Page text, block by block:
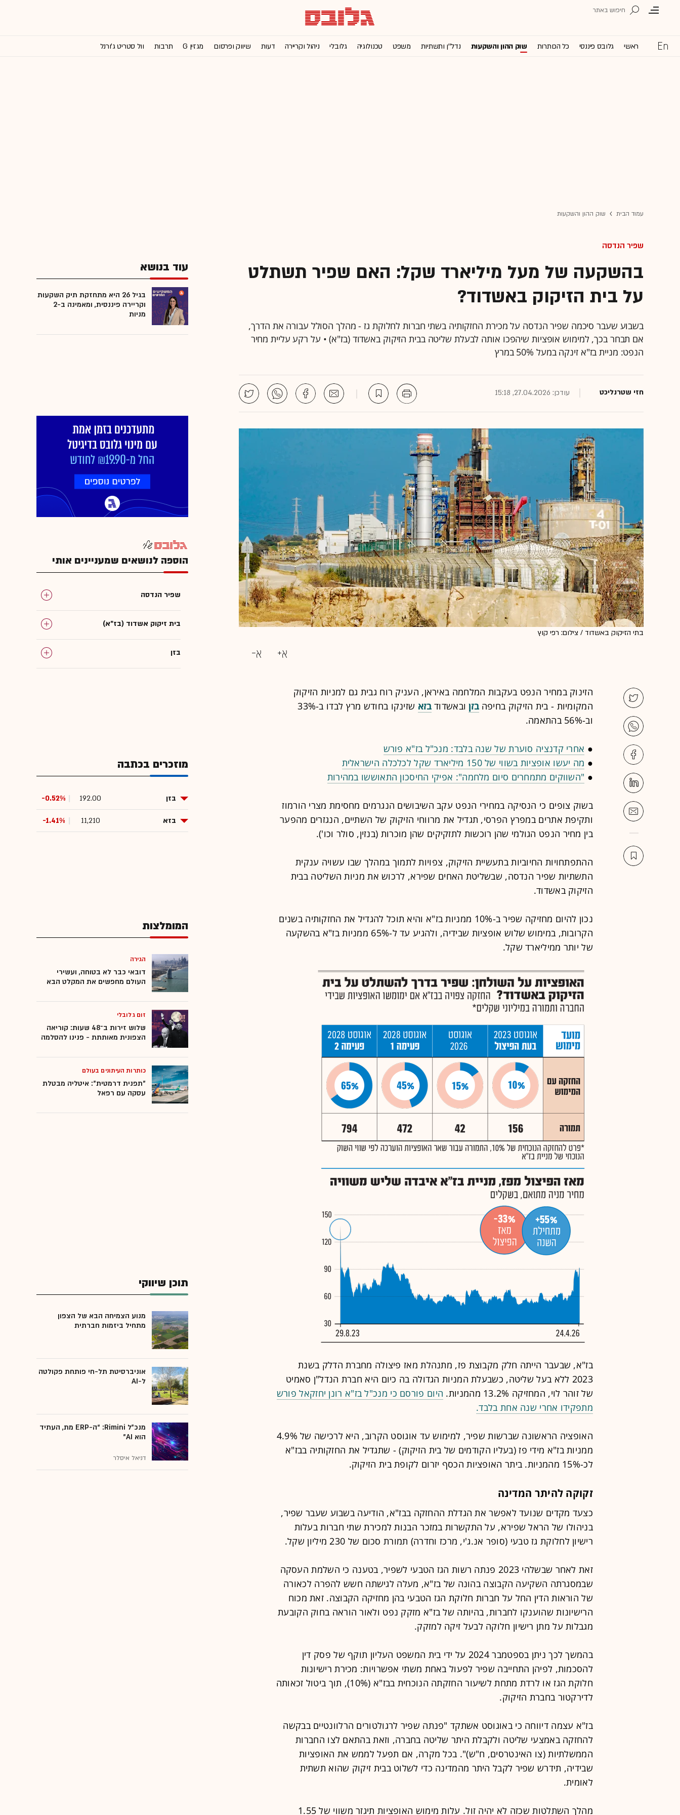
ראשי גלובס פיננסי כל הכותרות שוק ההון והשקעות נדל''ן ותשתיות משפט טכנולוגיה גלובלי ניהול וקריירה דעות שיווק ופרסום מגזין G תרבות וול סטריט ג'ורנל
עמוד הבית שוק ההון והשקעות
שפיר הנדסה
בהשקעה של מעל מיליארד שקל: האם שפיר תשתלט
על בית הזיקוק באשדוד?
בשבוע שעבר סיכמה שפיר הנדסה על מכירת החזקותיה בשתי חברות לחלוקת גז - מהלך הסולל עבורה את הדרך,
אם תבחר בכך, למימוש אופציות שיהפכו אותה לבעלת שליטה בבית הזיקוק באשדוד (בז"א) • על רקע עליית מחיר
הנפט: מניית בז"א זינקה במעל 50% במרץ
חזי שטרנליכט עודכן: 27.04.2026, 15:18
בתי הזיקוק באשדוד / צילום: רפי קוץ
הזינוק במחיר הנפט בעקבות המלחמה באיראן, העניק רוח גבית גם למניות הזיקוק
המקומיות - בית הזיקוק בחיפהבזן ובאשדודבזא
שזינקו בחודש מרץ לבדו ב-33%
וב-56% בהתאמה.
● אחרי קדנציה סוערת של שנה בלבד: מנכ"ל בז"א פורש
● מה יעשו אופציות בשווי של 150 מיליארד שקל לכלכלה הישראלית
● "השווקים מתמחרים סיום מלחמה": אפיקי החיסכון התאוששו במהירות
בשוק צופים כי הנסיקה במחירי הנפט עקב השיבושים הנגרמים מחסימת מצרי הורמוז
ותקיפת אתרים במפרץ הפרסי, תגדיל את מרווחי הזיקוק של השתיים, הנגזרים מהפער
בין מחיר הנפט הגולמי שהן רוכשות לתזקיקים שהן מוכרות (בנזין, סולר וכו').
ההתפתחויות החיוביות בתעשיית הזיקוק, צפויות לתמוך במהלך שבו עשויה ענקית
התשתיות שפיר הנדסה, שבשליטת האחים שפירא, לרכוש את מניות השליטה בבית
הזיקוק באשדוד.
נכון להיום מחזיקה שפיר ב-10% ממניות בז"א והיא תוכל להגדיל את החזקותיה בשנים
הקרובות, במימוש שלוש אופציות שבידיה, ולהגיע עד ל-65% ממניות בז"א בהשקעה
של יותר ממיליארד שקל.
בז"א, שבעבר הייתה חלק מקבוצת פז, מתנהלת מאז פיצולה מחברת הדלק בשנת
2023 ללא בעל שליטה, כשבעלת המניות הגדולה בה כיום היא חברת הנדל"ן סאמיט
של זוהר לוי, המחזיקה 13.2% מהמניות.
היום פורסם כי מנכ"ל בז"א רונן יחזקאל פורש
מתפקידו אחרי שנה אחת בלבד.
האופציה הראשונה שברשות שפיר, למימוש עד אוגוסט הקרוב, היא לרכישה של 4.9%
ממניות בז"א מידי פז (בעליו הקודמים של בית הזיקוק) - שתגדיל את החזקותיה בבז"א
לכ-15% מהמניות. ביתר האופציות הכסף יזרום לקופת בית הזיקוק.
זקוקה להיתר המדינה
כצעד מקדים שנועד לאפשר את הגדלת ההחזקה בבז"א, הודיעה בשבוע שעבר שפיר,
בניהולו של הראל שפירא, על התקשרות במזכר הבנות למכירת שתי חברות בעלות
רישיון לחלוקת גז טבעי (סופר אנ.ג'י, מרכז וחדרה) תמורת סכום של 230 מיליון שקל.
זאת לאחר שבשלהי 2023 פנתה רשות הגז הטבעי לשפיר, בטענה כי השלמת העסקה
שבמסגרתה השקיעה הקבוצה בהונה של בז"א, מעלה לגישתה חשש להפרה לכאורה
של הוראות הדין החל על חברות חלוקת הגז הטבעי בהן מחזיקה הקבוצה. זאת מכוח
הרישיונות שהוענקו לחברות, בהיותה של בז"א מזקק נפט ולאור הוראה בחוק הקובעת
מגבלות על מתן רישיון חלוקה לבעל זיקה למזקק.
בהמשך לכך ניתן בספטמבר 2024 על ידי בית המשפט העליון תוקף של פסק דין
להסכמות, לפיהן התחייבה שפיר לפעול באחת משתי אפשרויות: מכירת רישיונות
חלוקת הגז או לרדת מתחת לשיעור החזקתה הנוכחית בבז"א (10%), תוך ביטול זכאותה
לדירקטור בחברת הזיקוק.
בז"א עצמה דיווחה כי באוגוסט אשתקד "פנתה שפיר לרגולטורים הרלוונטיים בבקשה
להחזקה באמצעי שליטה ולקבלת היתר שליטה בחברה, וזאת בהתאם לצו החברות
הממשלתיות (צו האינטרסים, ח"ש)". בכל מקרה, אם תפעל לממש את האופציות
שבידיה, תידרש שפיר לקבל היתר מהמדינה כדי לשלוט בבית זיקוק שהוא תשתית
לאומית.
מהלך השתלטות שכזה לא יהיה זול. עלות מימוש האופציות תיגזר משווי של 1.55
עוד בנושא
בגיל 26 היא מתחזקת תיק השקעות
וקריירה פיננסית, ומאמינה ב-2
מניות
הוספה לנושאים שמעניינים אותי
שפיר הנדסה
בית זיקוק אשדוד (בז"א)
בזן
מוזכרים בכתבה
בזן 192.00
-0.52%
בזא 11,210
-1.41%
המומלצות
הגירה
דובאי כבר לא בטוחה, ועשירי
העולם מחפשים את המקלט הבא
זום גלובלי
שלוש זירות ב־48 שעות: קוריאה
הצפונית מאותתת - פנינו להסלמה
כותרות העיתונים בעולם
"תפנית דרמטית": איטליה מבטלת
עסקה עם רפאל
תוכן שיווקי
מנוע הצמיחה הבא של הצפון
מתחיל ביזמות חברתית
אוניברסיטת תל-חי פותחת פקולטה
ל-AI
מנכ״ל Rimini: “ה-ERP מת, העתיד
הוא AI"
דניאל איסלר